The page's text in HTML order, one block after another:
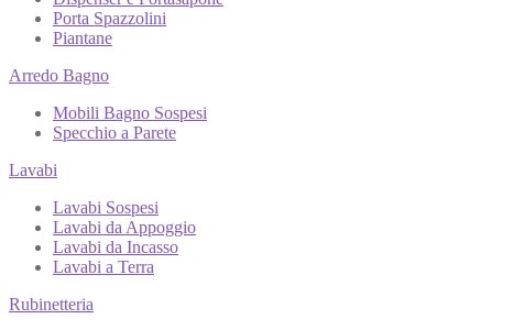
Porta Spazzolini
Piantane
Arredo Bagno
Mobili Bagno Sospesi
Specchio a Parete
Lavabi
Lavabi Sospesi
Lavabi da Appoggio
Lavabi da Incasso
Lavabi a Terra
Rubinetteria